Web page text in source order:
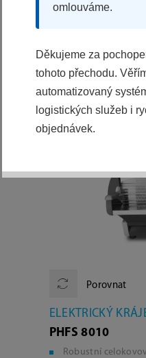
PODROBNÉ
Porovnat
ELEKTRICKÝ
PHFS 8010
Robustní
omlouváme.
Děkujeme za
tohoto přechodu.
automatizovaný
logistických služeb i
objednávek.